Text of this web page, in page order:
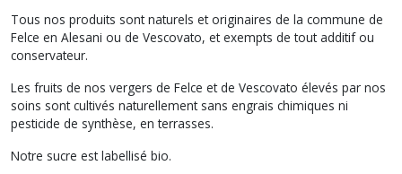
Tous nos produits sont naturels et originaires de la commune de
Felce en Alesani ou de Vescovato, et exempts de tout additif ou
conservateur.
Les fruits de nos vergers de Felce et de Vescovato élevés par nos
soins sont cultivés naturellement sans engrais chimiques ni
pesticide de synthèse, en terrasses.
Notre sucre est labellisé bio.